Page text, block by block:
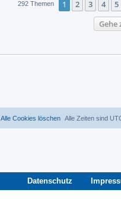
292 Themen 1 2 3 4 5
Gehe
Alle Zeiten sind
Alle Cookies löschen
Datenschutz